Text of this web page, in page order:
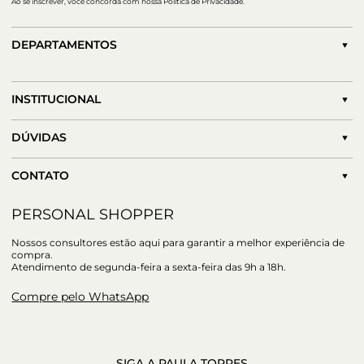
DEPARTAMENTOS
INSTITUCIONAL
DÚVIDAS
CONTATO
PERSONAL SHOPPER
Nossos consultores estão aqui para garantir a melhor experiência de
compra.
Atendimento de segunda-feira a sexta-feira das 9h a 18h.
Compre pelo WhatsApp